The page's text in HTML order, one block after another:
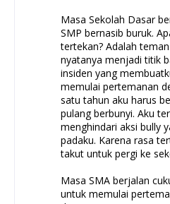
Masa Sekolah Dasar
SMP bernasib buruk.
tertekan? Adalah
nyatanya menjadi titik
insiden yang
memulai pertemanan
satu tahun aku harus
pulang berbunyi. Aku
menghindari aksi bully
padaku. Karena rasa
takut untuk pergi ke
Masa SMA berjalan
untuk memulai